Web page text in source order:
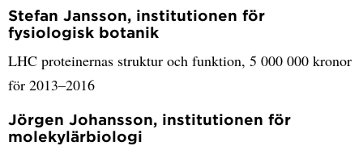
Stefan Jansson, institutionen för
fysiologisk botanik
LHC proteinernas struktur och funktion, 5 000 000 kronor
för 2013–2016
Jörgen Johansson, institutionen för
molekylärbiologi